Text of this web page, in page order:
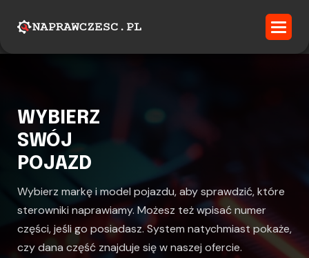
WYBIERZ
SWÓJ
POJAZD
Wybierz markę i model pojazdu, aby sprawdzić, które
sterowniki naprawiamy. Możesz też wpisać numer
części, jeśli go posiadasz. System natychmiast pokaże,
czy dana część znajduje się w naszej ofercie.